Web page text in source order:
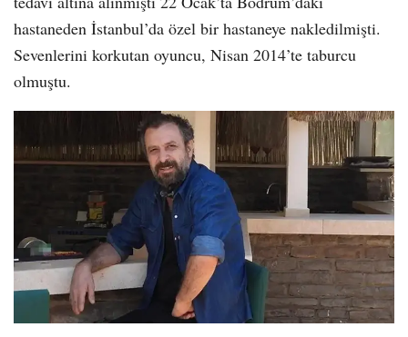
hastaneden İstanbul’da özel bir hastaneye nakledilmişti.
Sevenlerini korkutan oyuncu, Nisan 2014’te taburcu
olmuştu.